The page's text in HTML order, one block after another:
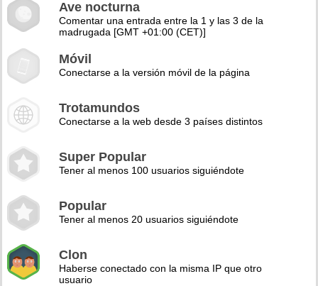
Ave nocturna
Comentar una entrada entre la 1 y las 3 de la
madrugada [GMT +01:00 (CET)]
Móvil
Conectarse a la versión móvil de la página
Trotamundos
Conectarse a la web desde 3 países distintos
Super Popular
Tener al menos 100 usuarios siguiéndote
Popular
Tener al menos 20 usuarios siguiéndote
Clon
Haberse conectado con la misma IP que otro
usuario